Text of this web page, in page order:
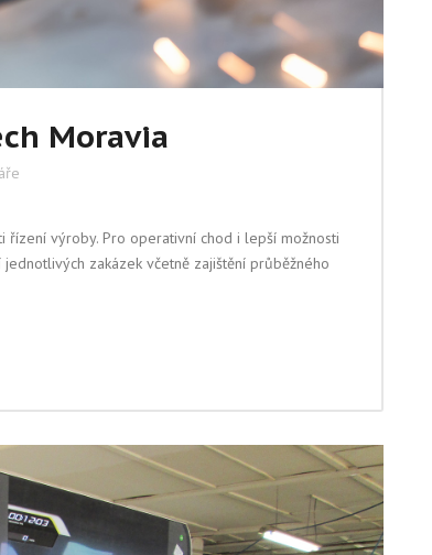
Moravia
výroby. Pro operativní chod i lepší možnosti
zakázek včetně zajištění průběžného